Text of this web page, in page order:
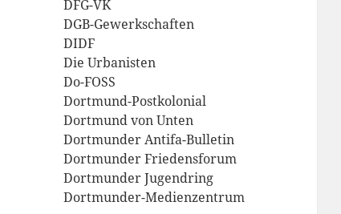
DFG-VK
DGB-Gewerkschaften
DIDF
Die Urbanisten
Do-FOSS
Dortmund-Postkolonial
Dortmund von Unten
Dortmunder Antifa-Bulletin
Dortmunder Friedensforum
Dortmunder Jugendring
Dortmunder-Medienzentrum